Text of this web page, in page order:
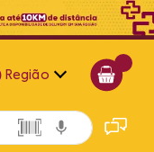
Região
Alagoas